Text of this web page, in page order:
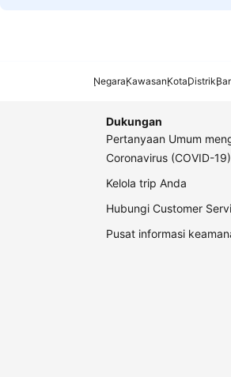
NegaraKawasanKotaDistrik
Dukungan
Pertanyaan Umum
Coronavirus (COVID-19)
Kelola trip Anda
Hubungi Customer
Pusat informasi